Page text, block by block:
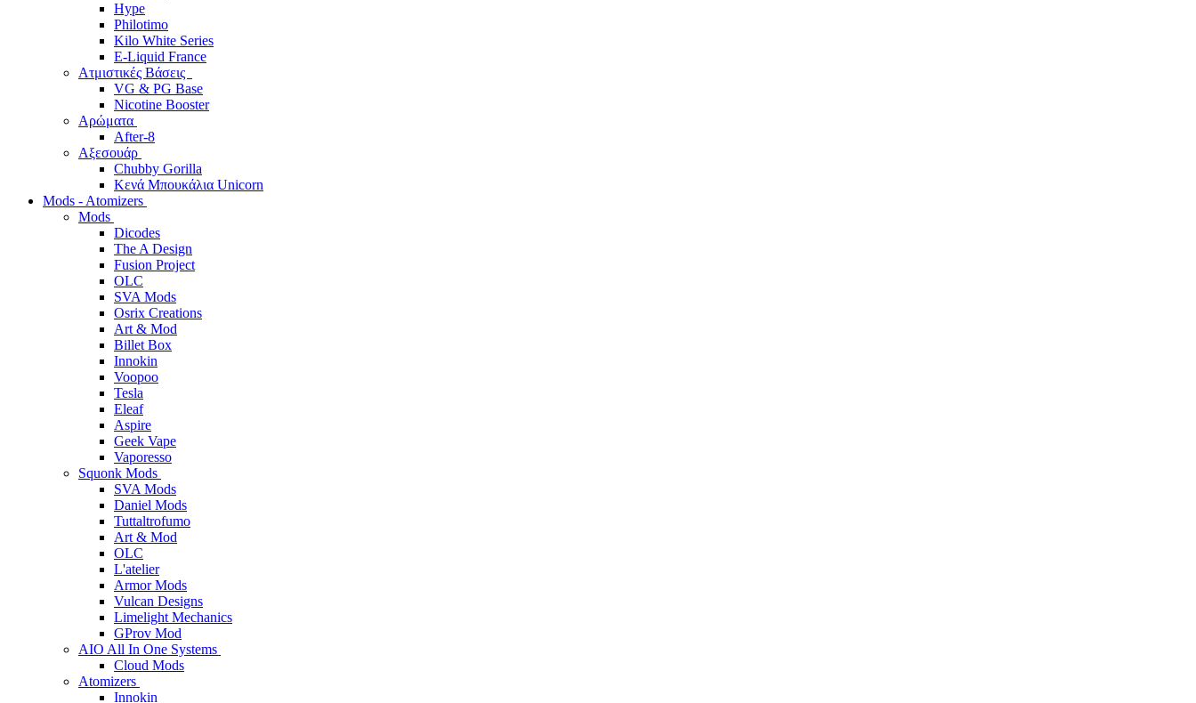
Hype
Philotimo
Kilo White Series
E-Liquid France
Ατμιστικές Βάσεις
VG & PG Base
Nicotine Booster
Αρώματα
After-8
Αξεσουάρ
Chubby Gorilla
Κενά Μπουκάλια Unicorn
Mods - Atomizers
Mods
Dicodes
The A Design
Fusion Project
OLC
SVA Mods
Osrix Creations
Art & Mod
Billet Box
Innokin
Voopoo
Tesla
Eleaf
Aspire
Geek Vape
Vaporesso
Squonk Mods
SVA Mods
Daniel Mods
Tuttaltrofumo
Art & Mod
OLC
L'atelier
Armor Mods
Vulcan Designs
Limelight Mechanics
GProv Mod
AIO All In One Systems
Cloud Mods
Atomizers
Innokin